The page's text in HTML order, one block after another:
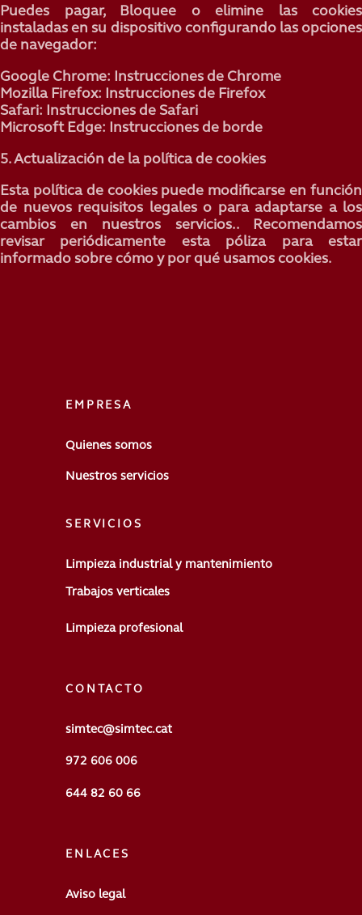
Puedes pagar, Bloquee o elimine las cookies
instaladas en su dispositivo configurando las opciones
de navegador:
Google Chrome: Instrucciones de Chrome
Mozilla Firefox: Instrucciones de Firefox
Safari: Instrucciones de Safari
Microsoft Edge: Instrucciones de borde
5. Actualización de la política de cookies
Esta política de cookies puede modificarse en función
de nuevos requisitos legales o para adaptarse a los
cambios en nuestros servicios.. Recomendamos
revisar periódicamente esta póliza para estar
informado sobre cómo y por qué usamos cookies.
EMPRESA
Quienes somos
Nuestros servicios
SERVICIOS
Limpieza industrial y mantenimiento
Trabajos verticales
Limpieza profesional
CONTACTO
simtec@simtec.cat
972 606 006
644 82 60 66
ENLACES
Aviso legal